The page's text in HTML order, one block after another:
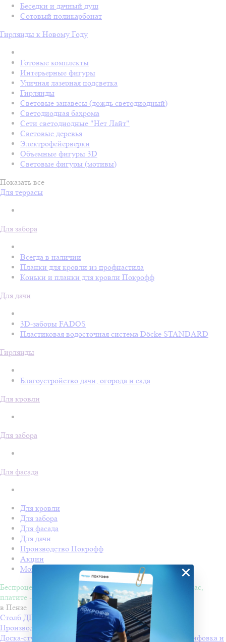
Беседки и дачный душ
Сотовый поликарбонат
Гирлянды к Новому Году
Готовые комплекты
Интерьерные фигуры
Уличная лазерная подсветка
Гирлянды
Световые занавесы (дождь светодиодный)
Светодиодная бахрома
Сети светодиодные "Нет Лайт"
Световые деревья
Электрофейерверки
Объемные фигуры 3D
Световые фигуры (мотивы)
Показать все
Для террасы
Для забора
Всегда в наличии
Планки для кровли из профнастила
Коньки и планки для кровли Покрофф
Для дачи
3D-заборы FADOS
Пластиковая водосточная система Döcke STANDARD
Гирлянды
Благоустройство дачи, огорода и сада
Для кровли
Для забора
Для фасада
Для кровли
Для забора
Для фасада
Для дачи
Производство Покрофф
Акции
Монтаж
Беспроцентная рассрочка на 4 месяца. Покупайте - сейчас,
платите - потом!
в Пензе
Столб ДПК Grand Line 100х100мм тиснение (на трубу)
Производитель
Grand Line
Доска-ступень стартовая ДПК Grand Line 160х22мм шлифовка и
×